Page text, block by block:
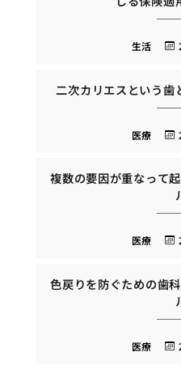
生活
二次カリエスという歯
医療
複数の要因が重なって
医療
色戻りを防ぐための歯
医療